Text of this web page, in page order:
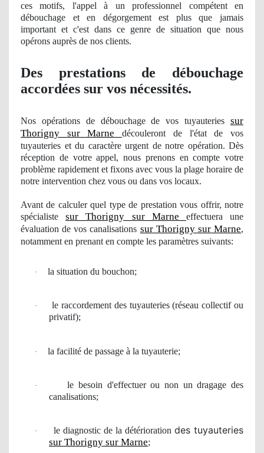
ces motifs, l'appel à un professionnel compétent en
débouchage et en dégorgement est plus que jamais
important et c'est dans ce genre de situation que nous
opérons auprès de nos clients.
Des prestations de débouchage
accordées sur vos nécessités.
Nos opérations de débouchagede vostuyauteriessur
Thorigny sur Marnedécouleront de l'état de vos
tuyauteries et du caractère urgent de notre opération. Dès
réception de votre appel, nous prenons en compte votre
problème rapidement et fixons avec vous la plage horaire de
notre intervention chez vous ou dans vos locaux.
Avant de calculerquel type de prestation vous offrir, notre
spécialistesur Thorigny sur Marne effectuera une
évaluation de voscanalisations sur Thorigny sur Marne,
notamment en prenant en compte les paramètres suivants:
· la situation du bouchon;
· leraccordement des tuyauteries (réseau collectifou
privatif);
· la facilité de passage à la tuyauterie;
· le besoin d'effectuer ou non un dragage des
canalisations;
· le diagnostic de la détérioration des tuyauteries
sur Thorigny sur Marne;